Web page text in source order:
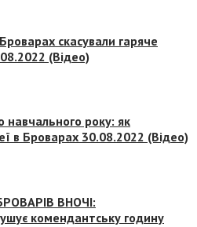
скасували гаряче
(Відео)
навчального року: як
в Броварах 30.08.2022 (Відео)
ВНОЧІ:
комендантську годину